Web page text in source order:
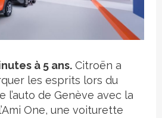
à 5 ans. Citroën a
les esprits lors du
l’auto de Genève avec la
One, une voiturette